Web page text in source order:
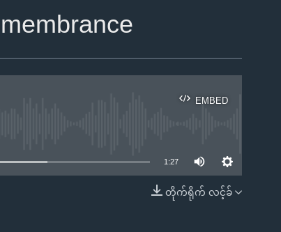
EMBED
EMBED
1:27
တိုက်ရိုက် လင့်ခ်